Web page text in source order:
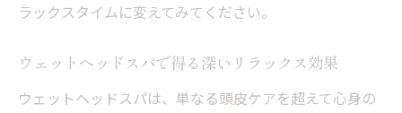
ラックスタイムに変えてみてください。
ウェットヘッドスパで得る深いリラックス効果
ウェットヘッドスパは、単なる頭皮ケアを超えて心身の